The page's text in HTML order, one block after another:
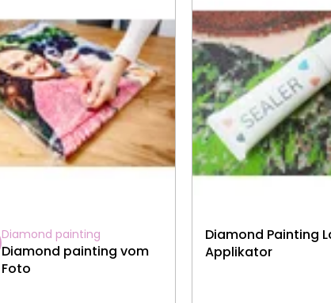
Diamond painting
Diamond painting vom
Foto
Diamond Painting
Applikator